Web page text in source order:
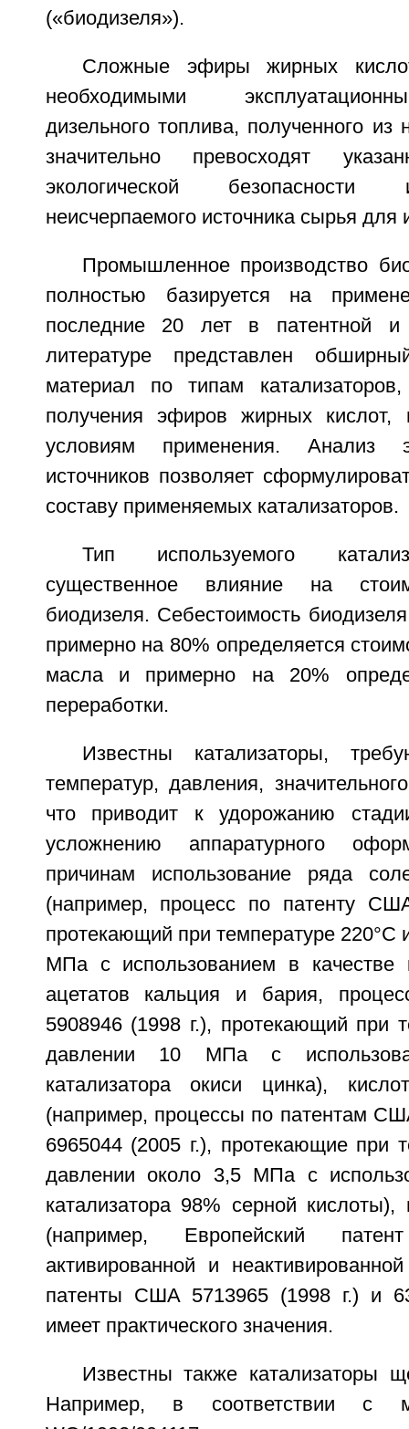
(«биодизеля»).
Сложные эфиры жирных
необходимыми
дизельного топлива, полученного
значительно превосходят
экологической
неисчерпаемого источника сырья для
Промышленное производство
полностью базируется на
последние 20 лет в патентной и
литературе представлен
материал по типам
получения эфиров жирных кислот,
условиям применения. Анализ
источников позволяет
составу применяемых катализаторов.
Тип используемого
существенное влияние на
биодизеля. Себестоимость
примерно на 80% определяется
масла и примерно на 20%
переработки.
Известны катализаторы,
температур, давления,
что приводит к удорожанию
усложнению аппаратурного
причинам использование ряда
(например, процесс по патенту
протекающий при температуре 220°C
МПа с использованием в качестве
ацетатов кальция и бария,
5908946 (1998 г.), протекающий при
давлении 10 МПа с
катализатора окиси цинка),
(например, процессы по патентам
6965044 (2005 г.), протекающие при
давлении около 3,5 МПа с
катализатора 98% серной
(например, Европейский
активированной и
патенты США 5713965 (1998 г.) и
имеет практического значения.
Известны также катализаторы
Например, в соответствии с